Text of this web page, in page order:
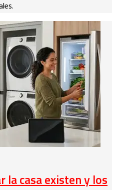
la casa existen y los